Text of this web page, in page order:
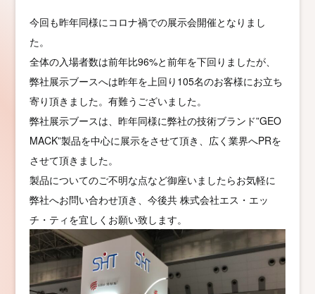
今回も昨年同様にコロナ禍での展示会開催となりまし
た。
全体の入場者数は前年比96%と前年を下回りましたが、
弊社展示ブースへは昨年を上回り105名のお客様にお立ち
寄り頂きました。有難うございました。
弊社展示ブースは、昨年同様に弊社の技術ブランド”GEO
MACK”製品を中心に展示をさせて頂き、広く業界へPRを
させて頂きました。
製品についてのご不明な点など御座いましたらお気軽に
弊社へお問い合わせ頂き、今後共 株式会社エス・エッ
チ・ティを宜しくお願い致します。